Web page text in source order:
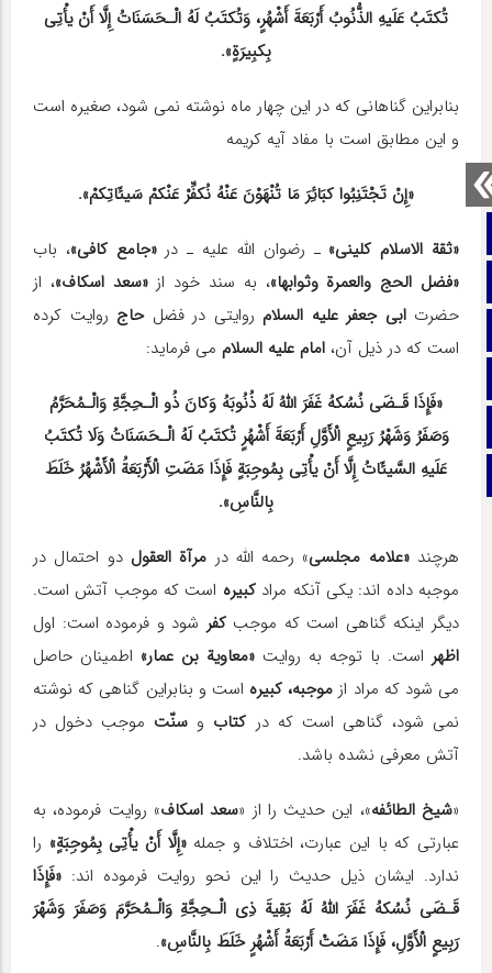
تماس با ما
اینستاگرام
تُکتَبُ عَلَیهِ الذُّنُوبُ أَرْبَعَةَ أَشْهُرٍ، وَتُکتَبُ لَهُ الْـحَسَنَاتُ إِلَّا أَنْ یأْتِی
بِکبِیرَةٍ».
بنابراین گناهانى که در این چهار ماه نوشته نمى شود، صغیره است
و این مطابق است با مفاد آیه کریمه
«إِنْ تَجْتَنِبُوا کبَائِرَ مَا تُنْهَوْنَ عَنْهُ نُکفِّرْ عَنْکمْ سَیئَاتِکمْ».
«ثقة الاسلام کلینى» ـ رضوان الله علیه ـ در«جامع کافى»، باب
«فضل الحج والعمرة وثوابها»، به سند خود از«سعد اسکاف»، از
حضرت ابى جعفر علیه السلام روایتى در فضلحاج روایت کرده
است که در ذیل آن، امام علیه السلام مى فرماید:
«فَإِذَا قَـضَى نُسُکهُ غَفَرَ اللهُ لَهُ ذُنُوبَهُ وَکانَ ذُو الْـحِجَّةِ وَالْـمُحَرَّمُ
وَصَفَرُ وَشَهْرُ رَبِیعٍ الْأَوَّلِ أَرْبَعَةَ أَشْهُرٍ تُکتَبُ لَهُ الْـحَسَنَاتُ وَلَا تُکتَبُ
عَلَیهِ السَّیئَاتُ إِلَّا أَنْ یأْتِی بِمُوجِبَةٍ فَإِذَا مَضَتِ الْأَرْبَعَةُ الْأَشْهُرُ خَلَطَ
بِالنَّاسِ‏».
هرچند«علامه مجلسى» رحمه الله در مرآة العقول دو احتمال در
موجبه داده اند: یکى آنکه مرادکبیره است که موجب آتش است.
دیگر اینکه گناهى است که موجبکفر شود و فرموده است: اول
اظهر است. با توجه به روایت «معاویة بن عمار» اطمینان حاصل
مى شود که مراد از موجبه، کبیره است و بنابراین گناهى که نوشته
نمى شود، گناهى است که در کتاب و سنّت موجب دخول در
آتش معرفى نشده باشد.
«شیخ الطائفه»، این حدیث را از «سعد اسکاف» روایت فرموده، به
عبارتى که با این عبارت، اختلاف و جمله«إِلَّا أَنْ یأْتِی بِمُوجِبَةٍ» را
ندارد. ایشان ذیل حدیث را این نحو روایت فرموده اند: «فَإِذَا
قَـضَى نُسُکهُ غَفَرَ اللهُ لَهُ بَقِیةَ ذِی الْـحِجَّةِ وَالْـمُحَرَّمَ وَصَفَرَ وَشَهْرَ
رَبِیعٍ الْأَوَّلِ، فَإِذَا مَضَتْ أَرْبَعَةُ أَشْهُرٍ خَلَطَ بِالنَّاسِ‏».